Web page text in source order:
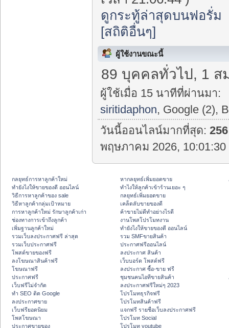
ดูกระทู้ล่าสุดบนฟอรั่ม
[สถิติอื่นๆ]
ผู้ใช้งานขณะนี้
89 บุคคลทั่วไป, 1 ส
ผู้ใช้เมื่อ 15 นาทีที่ผ่านมา:
siritidaphon, Google (2),
วันนี้ออนไลน์มากที่สุด:256
พฤษภาคม 2026,
กลยุทธ์การหาลูกค้าใหม่
ทํายังไงให้ขายของดี ออนไลน์
วิธีการหาลูกค้าของ sale
วิธีหาลูกค้ากลุ่มเป้าหมาย
การหาลูกค้าใหม่ รักษาลูกค้าเก่า
ช่องทางการเข้าถึงลูกค้า
เพิ่มฐานลูกค้าใหม่
รวมเว็บลงประกาศฟรี ล่าสุด
รวมเว็บประกาศฟรี
โพสต์ขายของฟรี
ลงโฆษณาสินค้าฟรี
โฆษณาฟรี
ประกาศฟรี
เว็บฟรีไม่จำกัด
ทำ SEO ติด Google
ลงประกาศขาย
เว็บฟรียอดนิยม
โพสโฆษณา
ประกาศขายของ
หากลยุทธ์เพิ่มยอดขาย
ทําไงให้ลูกค้าเข้าร้านเยอะ ๆ
กลยุทธ์เพิ่มยอดขาย
เคล็ดลับขายของดี
ค้าขายไม่ดีทำอย่างไรดี
งานโพสโปรโมทงาน
ทํายังไงให้ขายของดี ออนไลน์
รวม SMFขายสินค้า
ประกาศฟรีออนไลน์
ลงประกาศ สินค้า
เว็บบอร์ด โพสต์ฟรี
ลงประกาศ ซื้อ-ขาย ฟรี
ชุมชนคนไอทีขายสินค้า
ลงประกาศฟรีใหม่ๆ 2023
โปรโมทธุรกิจฟรี
โปรโมทสินค้าฟรี
แจกฟรี รายชื่อเว็บลงประกาศฟรี
โปรโมท Social
โปรโมท youtube